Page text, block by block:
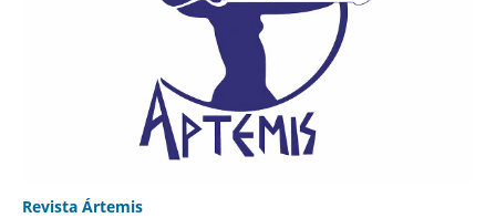
Revista Ártemis